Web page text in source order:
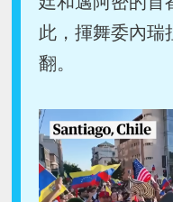
此，揮舞委內瑞
翻。